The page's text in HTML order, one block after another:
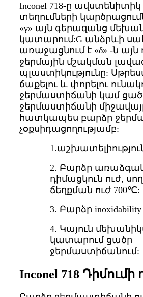
Inconel 718-ը
տեղումների
«γ» այն գերազանց
կատարում:G անձրևի
առաջացնում է «δ» -ն այն
ջերմային մշակման
պլաստիկությունը:
ճաքելու և փորելու
ջերմաստիճանի կամ
ջերմաստիճանի
հատկապես բարձր
չօքսիդացողությամբ:
2. Բարձր
դիմացկուն ուժ,
ճեղքման ուժ 700℃:
3. Բարձր
4. Կայուն
կատարում ցածր
ջերմաստիճանում:
Inconel 718